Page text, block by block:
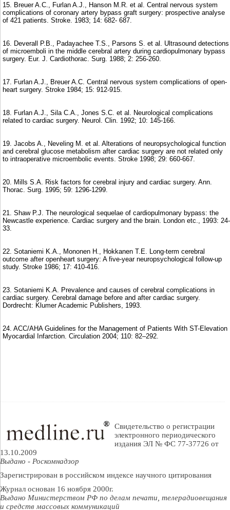
15. Breuer A.C., Furlan A.J., Hanson M.R. et al. Central nervous system
complications of coronary artery bypass graft surgery: prospective analyse
of 421 patients. Stroke. 1983; 14: 682- 687.
16. Deverall P.B., Padayachee T.S., Parsons S. et al. Ultrasound detections
of microemboli in the middle cerebral artery during cardiopulmonary bypass
surgery. Eur. J. Cardiothorac. Surg. 1988; 2: 256-260.
17. Furlan A.J., Breuer A.C. Central nervous system complications of open-
heart surgery. Stroke 1984; 15: 912-915.
18. Furlan A.J., Sila C.A., Jones S.C. et al. Neurological complications
related to cardiac surgery. Neurol. Clin. 1992; 10: 145-166.
19. Jacobs A., Neveling M. et al. Alterations of neuropsychological function
and cerebral glucose metabolism after cardiac surgery are not related only
to intraoperative microembolic events. Stroke 1998; 29: 660-667.
20. Mills S.A. Risk factors for cerebral injury and cardiac surgery. Ann.
Thorac. Surg. 1995; 59: 1296-1299.
21. Shaw P.J. The neurological sequelae of cardiopulmonary bypass: the
Newcastle experience. Cardiac surgery and the brain. London etc., 1993: 24-
33.
22. Sotaniemi K.A., Mononen H., Hokkanen T.E. Long-term cerebral
outcome after openheart surgery: A five-year neuropsychological follow-up
study. Stroke 1986; 17: 410-416.
23. Sotaniemi K.A. Prevalence and causes of cerebral complications in
cardiac surgery. Cerebral damage before and after cardiac surgery.
Dordrecht: Klumer Academic Publishers, 1993.
24. ACС/AHA Guidelines for the Management of Patients With ST-Elevation
Myocardial Infarction. Circulation 2004; 110: 82–292.
Свидетельство о регистрации
электронного периодического
издания ЭЛ № ФС 77-37726 от
13.10.2009
Выдано - Роскомнадзор
Зарегистрирован в российском индексе научного цитирования
Журнал основан 16 ноября 2000г.
Выдано Министерством РФ по делам печати, телерадиовещания
и средств массовых коммуникаций